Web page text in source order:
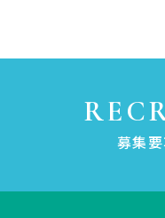
募集